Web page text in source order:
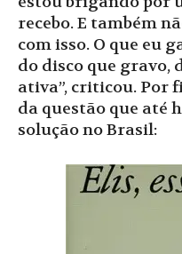
recebo. E também
com isso. O que eu
do disco que gravo,
ativa”, criticou. Por
da questão que até
solução no Brasil: